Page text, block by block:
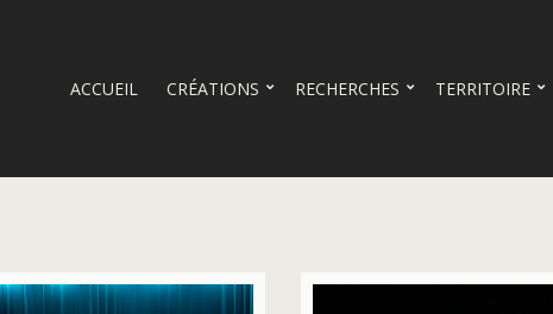
ACCUEIL CRÉATIONS RECHERCHES TERRITOIRE